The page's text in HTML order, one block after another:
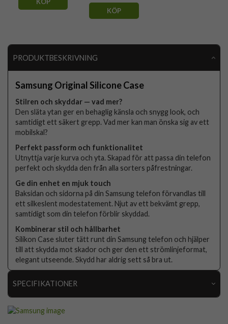
KÖP
PRODUKTBESKRIVNING
Samsung Original Silicone Case
Stilren och skyddar — vad mer?
Den släta ytan ger en behaglig känsla och snygg look, och
samtidigt ett säkert grepp. Vad mer kan man önska sig av ett
mobilskal?
Perfekt passform och funktionalitet
Utnyttja varje kurva och yta. Skapad för att passa din telefon
perfekt och skydda den från alla sorters påfrestningar.
Ge din enhet en mjuk touch
Baksidan och sidorna på din Samsung telefon förvandlas till
ett silkeslent modestatement. Njut av ett bekvämt grepp,
samtidigt som din telefon förblir skyddad.
Kombinerar stil och hållbarhet
Silikon Case sluter tätt runt din Samsung telefon och hjälper
till att skydda mot skador och ger den ett strömlinjeformat,
elegant utseende. Skydd har aldrig sett så bra ut.
SPECIFIKATIONER